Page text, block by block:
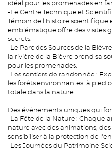
idéal pour les promenades en
-Le Centre Technique et
Témoin de l'histoire scientifique
emblématique offre des visites
secrets.
-Le Parc des Sources de la
la rivière de la Bièvre prend sa
pour les promenades.
-Les sentiers de randonnée :
les forêts environnantes, à pied
totale dans la nature.
Des événements uniques qui
-La Fête de la Nature : Chaque
nature avec des animations,
sensibiliser à la protection de
-Les Journées du Patrimoine